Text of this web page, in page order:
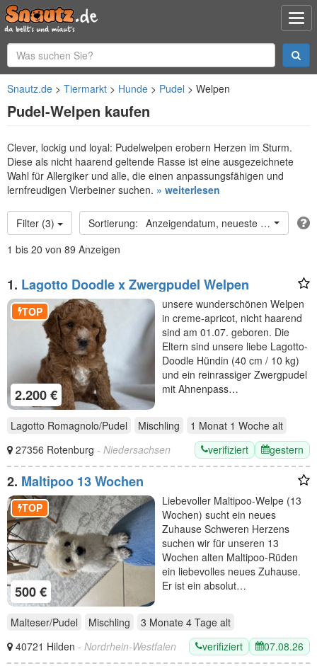
Snautz.de Tiermarkt Hunde Pudel Welpen
Pudel-Welpen kaufen
Clever, lockig und loyal: Pudelwelpen erobern Herzen im Sturm.
Diese als nicht haarend geltende Rasse ist eine ausgezeichnete
Wahl für Allergiker und alle, die einen anpassungsfähigen und
lernfreudigen Vierbeiner suchen. » weiterlesen
Filter (3)
Anzeigendatum, neueste oben
1 bis 20 von 89 Anzeigen
1. Lagotto Doodle x Zwergpudel Welpen
2.200 €
TOP
unsere wunderschönen Welpen
in creme-apricot, nicht haarend
sind am 01.07. geboren. Die
Eltern sind unsere liebe Lagotto-
Doodle Hündin (40 cm / 10 kg)
und ein reinrassiger Zwergpudel
mit Ahnenpass…
Lagotto Romagnolo/Pudel Mischling 1 Monat 1 Woche alt
27356 Rotenburg - Niedersachsen verifiziert gestern
2. Maltipoo 13 Wochen
500 €
TOP
Liebevoller Maltipoo-Welpe (13
Wochen) sucht ein neues
Zuhause Schweren Herzens
suchen wir für unseren 13
Wochen alten Maltipoo-Rüden
ein liebevolles neues Zuhause.
Er ist ein absolut…
Malteser/Pudel Mischling 3 Monate 4 Tage alt
40721 Hilden - Nordrhein-Westfalen verifiziert 07.08.26